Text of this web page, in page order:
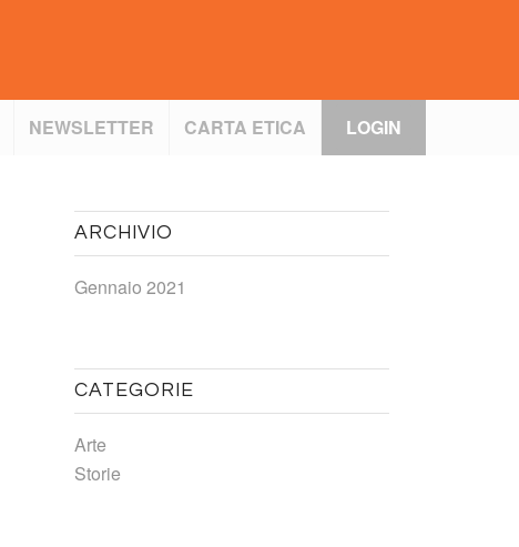
NEWSLETTER CARTA ETICA LOGIN
ARCHIVIO
Gennaio 2021
CATEGORIE
Arte
Storie